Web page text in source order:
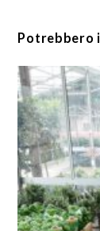
Potrebbero